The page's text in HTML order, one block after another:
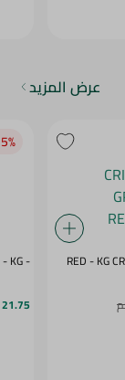
عرض المزيد
- CARROTS - KG
21.75 جم